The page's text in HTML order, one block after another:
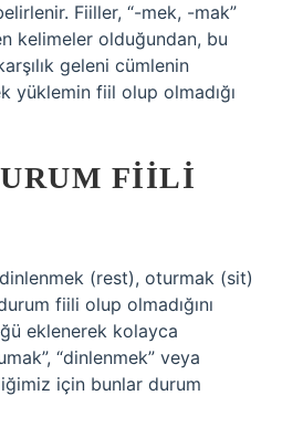
Fiiller, “-mek, -mak”
kelimeler olduğundan, bu
geleni cümlenin
yüklemin fiil olup olmadığı
FIILI
(rest), oturmak (sit)
fiili olup olmadığını
eklenerek kolayca
“dinlenmek” veya
için bunlar durum